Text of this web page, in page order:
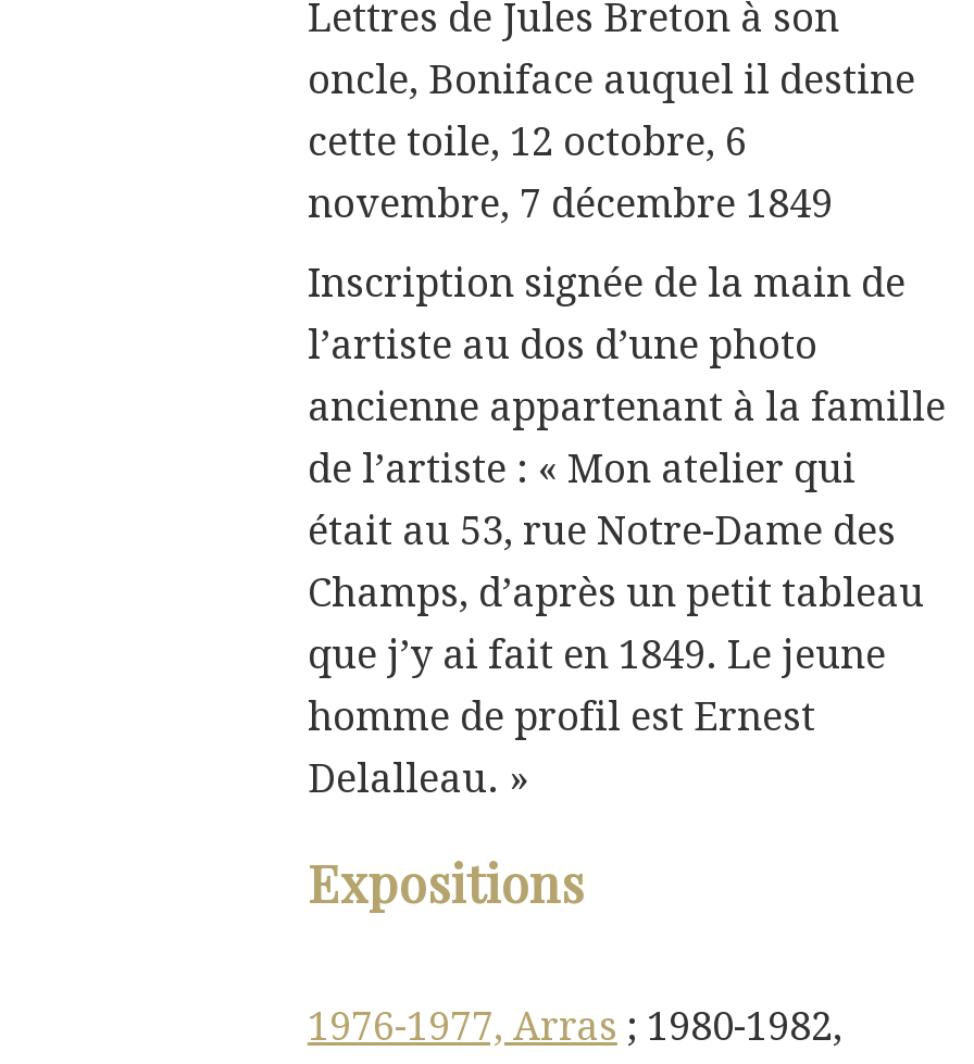
Lettres de Jules Breton à son
oncle, Boniface auquel il destine
cette toile, 12 octobre, 6
novembre, 7 décembre 1849
Inscription signée de la main de
l’artiste au dos d’une photo
ancienne appartenant à la famille
de l’artiste : « Mon atelier qui
était au 53, rue Notre-Dame des
Champs, d’après un petit tableau
que j’y ai fait en 1849. Le jeune
homme de profil est Ernest
Delalleau. »
Expositions
1976-1977, Arras ; 1980-1982,